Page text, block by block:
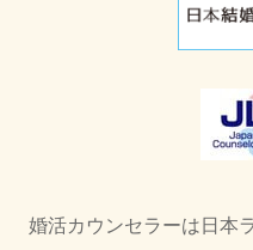
婚活カウンセラーは日本